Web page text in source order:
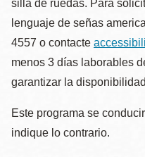
silla de ruedas. Para
lenguaje de señas
4557 o contacte
menos 3 días laborables
garantizar la
Este programa se
indique lo contrario.